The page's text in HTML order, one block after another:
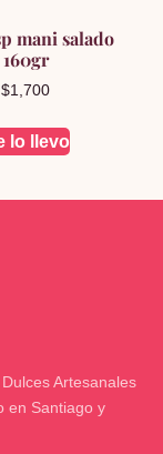
mani salado
160gr
$1,700
lo llevo
Artesanales
en Santiago y